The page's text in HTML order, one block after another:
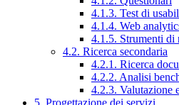
4.1.3. Test di
4.1.4. Web
4.1.5. Strumenti di
4.2. Ricerca secondaria
4.2.1. Ricerca
4.2.2. Analisi
4.2.3. Valutazione
5. Progettazione dei servizi